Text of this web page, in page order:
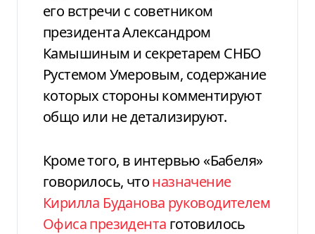
его встречи с советником
президента Александром
Камышиным и секретарем СНБО
Рустемом Умеровым, содержание
которых стороны комментируют
общо или не детализируют.
Кроме того, в интервью «Бабеля»
говорилось, чтоназначение
Кирилла Буданова руководителем
Офиса президента готовилось